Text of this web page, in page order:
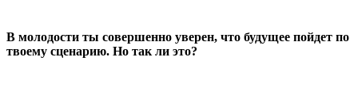
В молодости ты совершенно уверен, что будущее пойдет по
твоему сценарию. Но так ли это?